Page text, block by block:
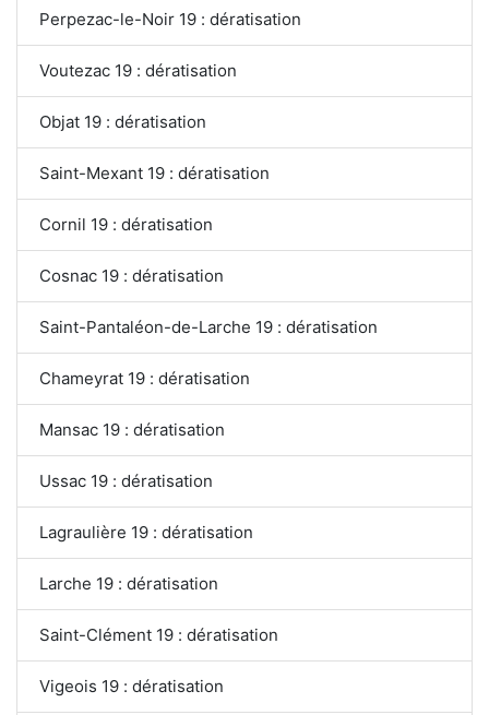
Perpezac-le-Noir 19 : dératisation
Voutezac 19 : dératisation
Objat 19 : dératisation
Saint-Mexant 19 : dératisation
Cornil 19 : dératisation
Cosnac 19 : dératisation
Saint-Pantaléon-de-Larche 19 : dératisation
Chameyrat 19 : dératisation
Mansac 19 : dératisation
Ussac 19 : dératisation
Lagraulière 19 : dératisation
Larche 19 : dératisation
Saint-Clément 19 : dératisation
Vigeois 19 : dératisation